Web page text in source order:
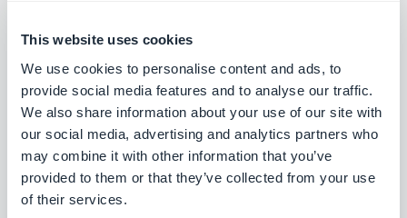
This website uses cookies
We use cookies to personalise content and ads, to
provide social media features and to analyse our traffic.
We also share information about your use of our site with
our social media, advertising and analytics partners who
may combine it with other information that you’ve
provided to them or that they’ve collected from your use
of their services.
betaling via Paypal
Gratis
Stribe udvidet
Tilbyd flere betalingsmetoder i din butik
med Stripe Extended